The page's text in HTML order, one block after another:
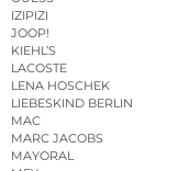
IZIPIZI
JOOP!
KIEHL’S
LACOSTE
LENA HOSCHEK
LIEBESKIND BERLIN
MAC
MARC JACOBS
MAYORAL